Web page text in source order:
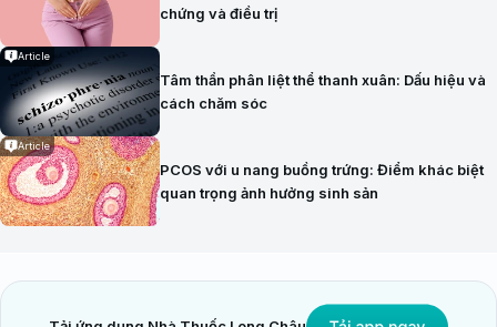
chứng và điều trị
Article
Tâm thần phân liệt thể thanh xuân: Dấu hiệu và
cách chăm sóc
Article
PCOS với u nang buồng trứng: Điểm khác biệt
quan trọng ảnh hưởng sinh sản